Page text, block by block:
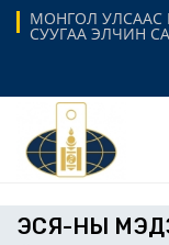
МОНГОЛ УЛСААС
СУУГАА ЭЛЧИН
ЭСЯ-НЫ